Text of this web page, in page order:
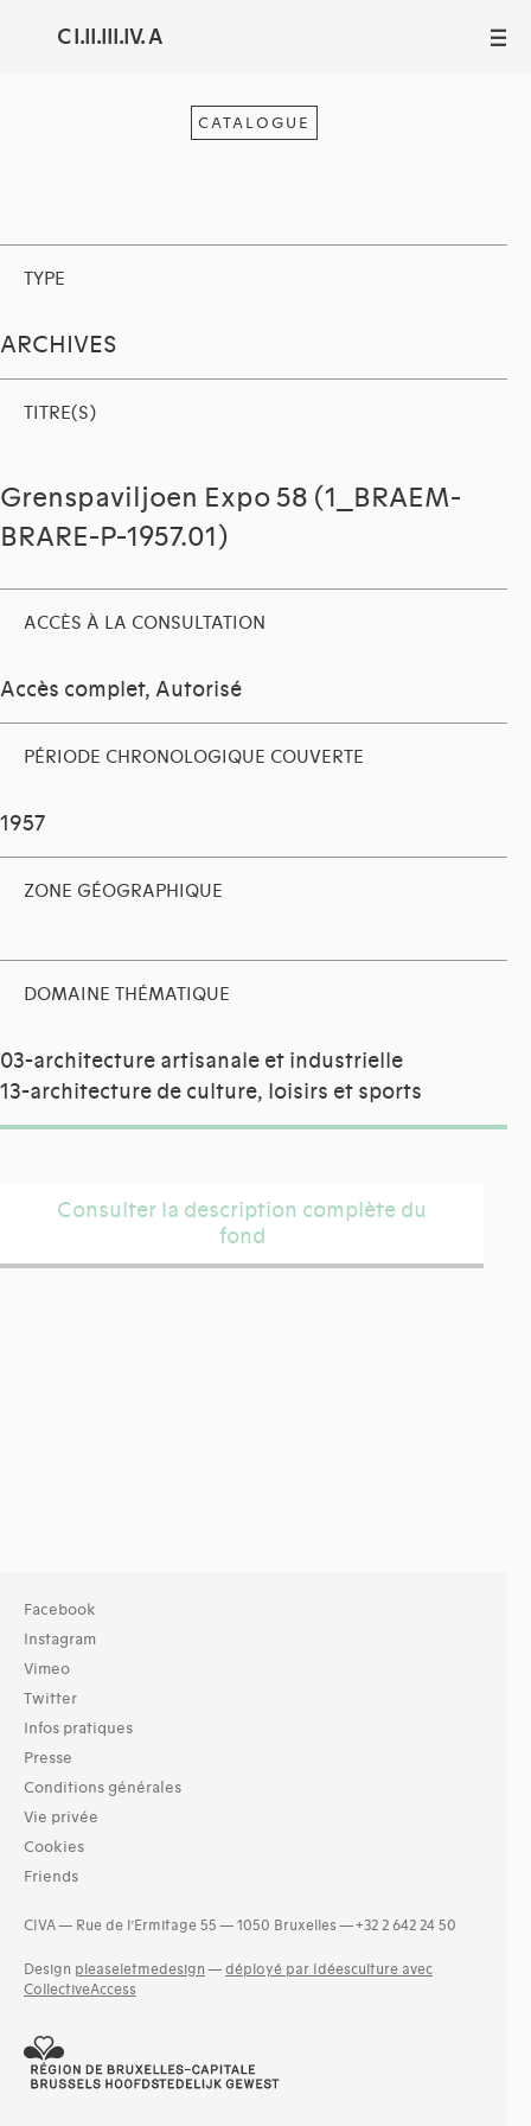
C I.II.III.IV. A III
CATALOGUE
TYPE
ARCHIVES
TITRE(S)
Grenspaviljoen Expo 58 (1_BRAEM-
BRARE-P-1957.01)
ACCÈS À LA CONSULTATION
Accès complet, Autorisé
PÉRIODE CHRONOLOGIQUE COUVERTE
1957
ZONE GÉOGRAPHIQUE
DOMAINE THÉMATIQUE
03-architecture artisanale et industrielle
13-architecture de culture, loisirs et sports
Consulter la description complète du
fond
Facebook
Instagram
Vimeo
Twitter
Infos pratiques
Presse
Conditions générales
Vie privée
Cookies
Friends
CIVA — Rue de l’Ermitage 55 — 1050 Bruxelles — +32 2 642 24 50
Design pleaseletmedesign — déployé par Idéesculture avec
CollectiveAccess